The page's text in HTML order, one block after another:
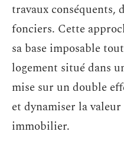
travaux conséquents,
fonciers. Cette
sa base imposable
logement situé dans
mise sur un double
et dynamiser la
immobilier.